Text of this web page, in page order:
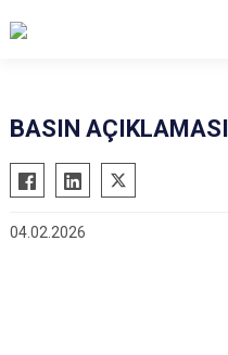
BASIN AÇIKLAMASI
04.02.2026